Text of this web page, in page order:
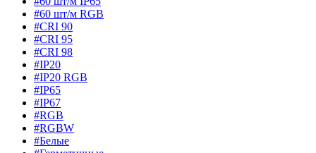
#60 шт/м RGB
#CRI 90
#CRI 95
#CRI 98
#IP20
#IP20 RGB
#IP65
#IP67
#RGB
#RGBW
#Белые